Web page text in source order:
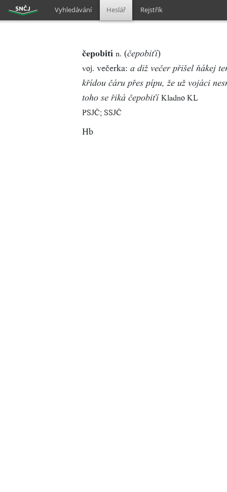
Vyhledávání Heslář Rejstřík
čepobití n. (čepobiťí)
voj. večerka: a diž večer přišel ňákej
křídou čáru přes pípu, že už vojáci
toho se řiká čepobiťí Kladno KL
PSJČ; SSJČ
Hb